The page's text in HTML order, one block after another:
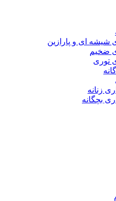
شیشه ای و پارازین
ضخیم
توری
زنانه
بچگانه